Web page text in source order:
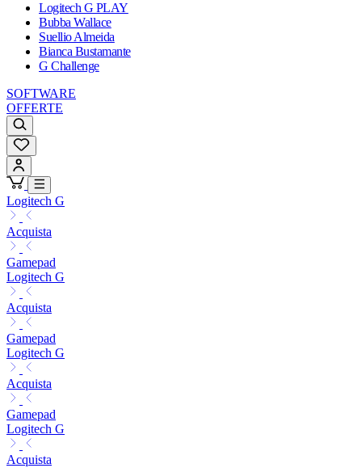
Logitech G PLAY
Bubba Wallace
Suellio Almeida
Bianca Bustamante
G Challenge
SOFTWARE
OFFERTE
Logitech G
Acquista
Gamepad
Logitech G
Acquista
Gamepad
Logitech G
Acquista
Gamepad
Logitech G
Acquista